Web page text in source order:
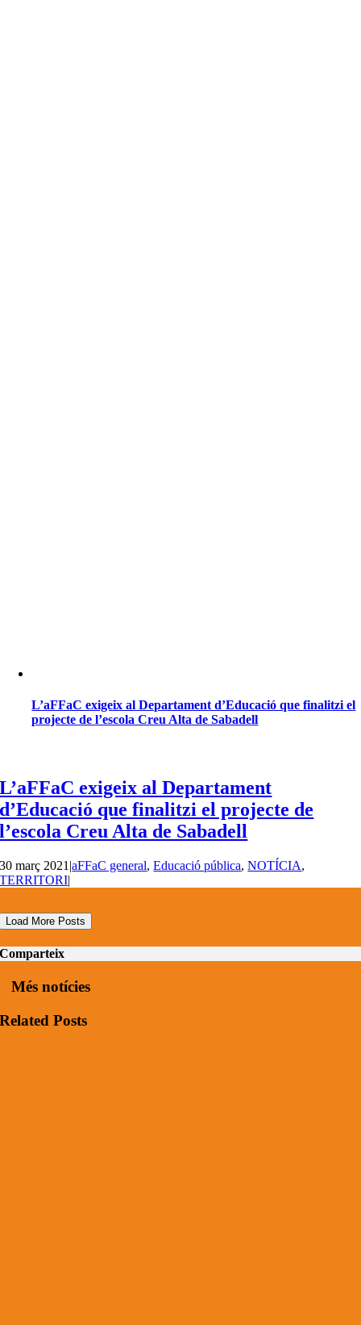
L’aFFaC exigeix al Departament d’Educació que finalitzi el
projecte de l’escola Creu Alta de Sabadell
L’aFFaC exigeix al Departament
d’Educació que finalitzi el projecte de
l’escola Creu Alta de Sabadell
30 març 2021 |aFFaC general,Educació pública,NOTÍCIA,
TERRITORI|
Load More Posts
Comparteix
Més notícies
Related Posts